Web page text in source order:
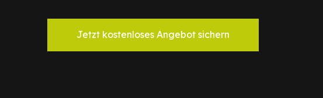
Jetzt kostenloses Angebot sichern